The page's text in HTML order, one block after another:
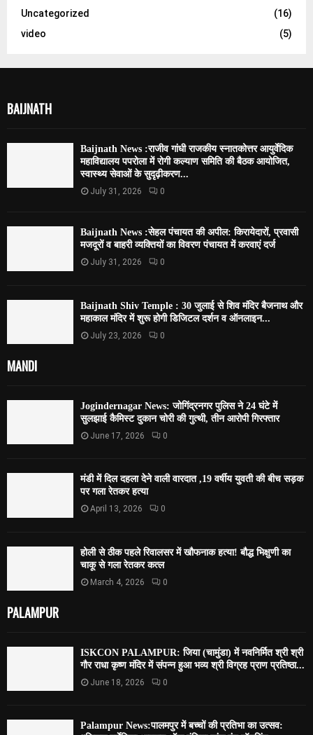
Uncategorized
(16)
video
(5)
BAIJNATH
Baijnath News :राजीव गांधी राजकीय स्नातकोत्तर आयुर्वेदिक
महाविद्यालय पपरोला में रोगी कल्याण समिति की बैठक आयोजित,
स्वास्थ्य सेवाओं के सुदृढ़ीकरण...
July 31, 2026 0
Baijnath News :सेहल पंचायत की अपील: किरायेदारों, प्रवासी
मजदूरों व बाहरी व्यक्तियों का विवरण पंचायत में करवाएं दर्ज
July 31, 2026 0
Baijnath Shiv Temple : 30 जुलाई से शिव मंदिर बैजनाथ और
महाकाल मंदिर में शुरू होगी डिजिटल दर्शन व ऑनलाइन...
July 23, 2026 0
MANDI
Jogindernagar News: जोगिंद्रनगर पुलिस ने 24 घंटे में
सुलझाई कैमिस्ट दुकान चोरी की गुत्थी, तीन आरोपी गिरफ्तार
June 17, 2026 0
मंडी में दिल दहला देने वाली वारदात ,19 वर्षीय युवती की बीच सड़क
पर गला रेतकर हत्या
April 13, 2026 0
होली से ठीक पहले रिवालसर में खौफनाक हत्या! बौद्ध भिक्षुणी का
चाकू से गला रेतकर कत्ल
March 4, 2026 0
PALAMPUR
ISKCON PALAMPUR: जिया (चामुंडा) में नवनिर्मित श्री श्री
गौर राधा कृष्ण मंदिर में संपन्न हुआ भव्य श्री विग्रह प्राण प्रतिष्ठा...
June 18, 2026 0
Palampur News:पालमपुर में बच्चों की प्रतिभा का उत्सव: